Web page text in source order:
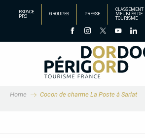
principal
ESPACE
PRO
GROUPES PRESSE
CLASSEMENT
MEUBLÉS DE
TOURISME
Home Cocon de charme La Poste à Sarlat